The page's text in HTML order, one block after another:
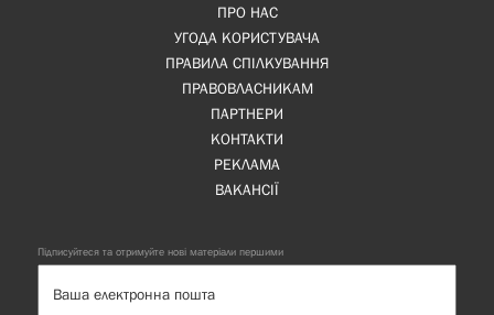
ПРО НАС
УГОДА КОРИСТУВАЧА
ПРАВИЛА СПІЛКУВАННЯ
ПРАВОВЛАСНИКАМ
ПАРТНЕРИ
КОНТАКТИ
РЕКЛАМА
ВАКАНСІЇ
Підписуйтеся та отримуйте нові матеріали першими